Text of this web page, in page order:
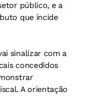
público, e a
que incide
sinalizar com a
concedidos
A orientação